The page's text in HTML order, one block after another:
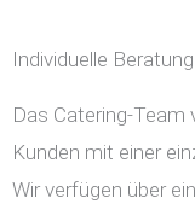
Individuelle Beratung
Das Catering-Team
Kunden mit einer
Wir verfügen über